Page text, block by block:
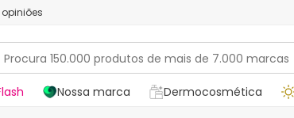
opiniões
Nossa marca Dermocosmética